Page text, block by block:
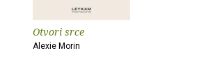
Otvori srce
Alexie Morin